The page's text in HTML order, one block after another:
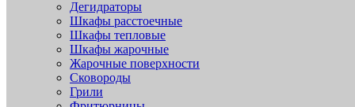
Дегидраторы
Шкафы расстоечные
Шкафы тепловые
Шкафы жарочные
Жарочные поверхности
Сковороды
Грили